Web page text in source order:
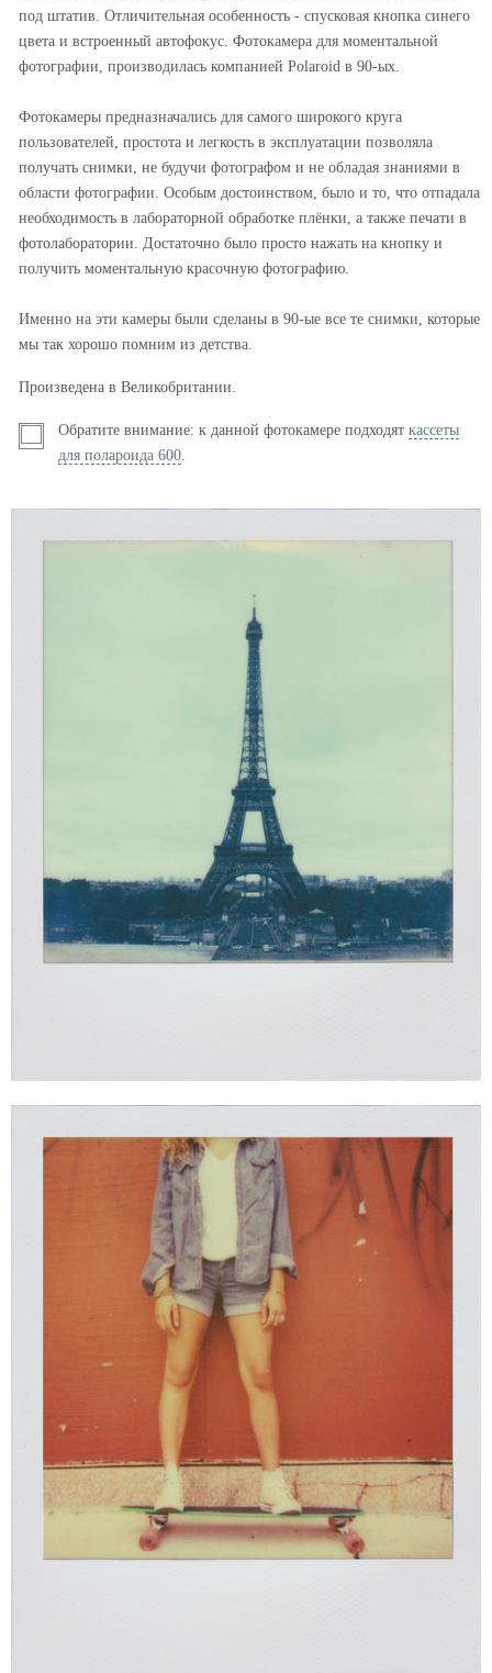
под штатив. Отличительная особенность - спусковая кнопка синего
цвета и встроенный автофокус. Фотокамера для моментальной
фотографии, производилась компанией Polaroid в 90-ых.
Фотокамеры предназначались для самого широкого круга
пользователей, простота и легкость в эксплуатации позволяла
получать снимки, не будучи фотографом и не обладая знаниями в
области фотографии. Особым достоинством, было и то, что отпадала
необходимость в лабораторной обработке плёнки, а также печати в
фотолаборатории. Достаточно было просто нажать на кнопку и
получить моментальную красочную фотографию.
Именно на эти камеры были сделаны в 90-ые все те снимки, которые
мы так хорошо помним из детства.
Произведена в Великобритании.
Обратите внимание: к данной фотокамере подходят кассеты
для полароида 600.